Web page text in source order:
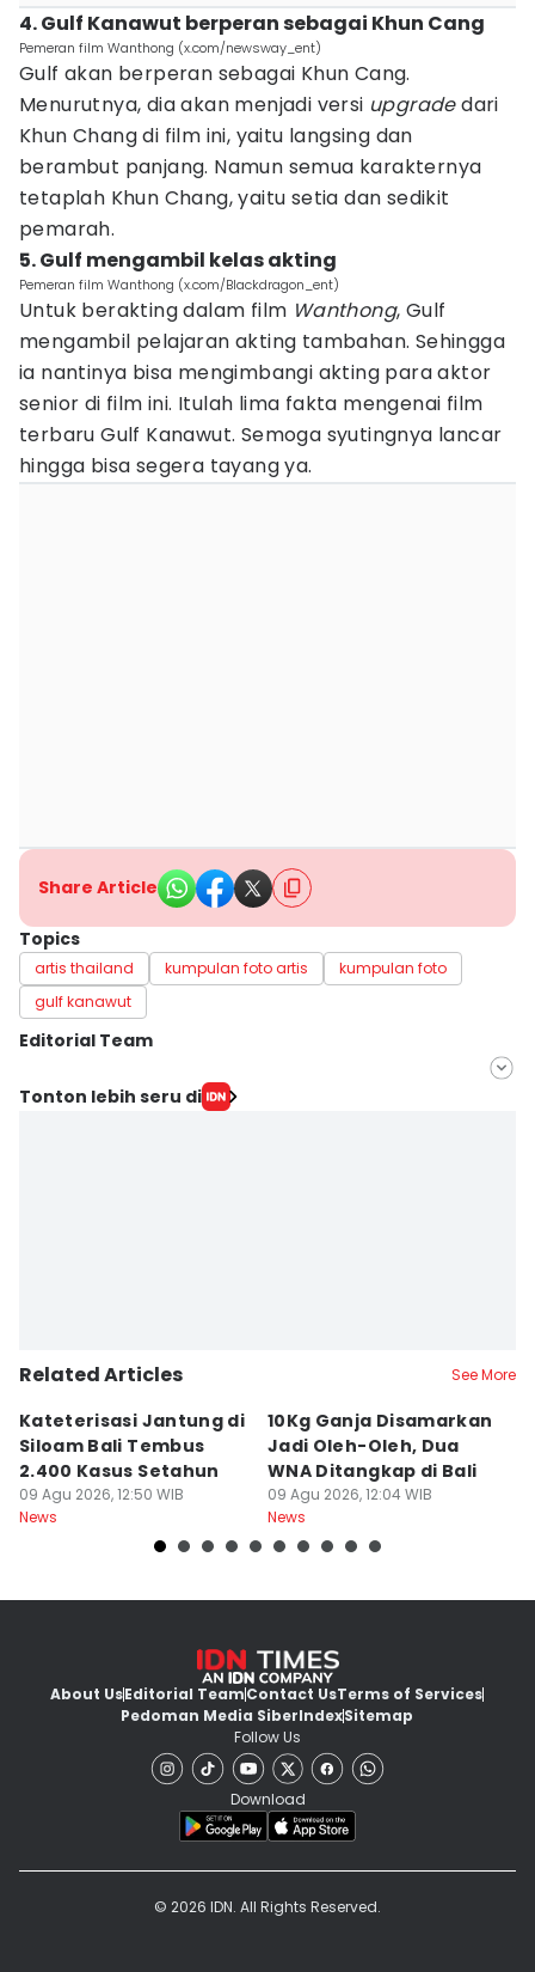
4. Gulf Kanawut berperan sebagai Khun Cang
Pemeran film Wanthong (x.com/newsway_ent)
Gulf akan berperan sebagai Khun Cang.
Menurutnya, dia akan menjadi versi upgradedari
Khun Chang di film ini, yaitu langsing dan
berambut panjang. Namun semua karakternya
tetaplah Khun Chang, yaitu setia dan sedikit
pemarah.
5. Gulf mengambil kelas akting
Pemeran film Wanthong (x.com/Blackdragon_ent)
Untuk berakting dalam film Wanthong, Gulf
mengambil pelajaran akting tambahan. Sehingga
ia nantinya bisa mengimbangi akting para aktor
senior di film ini. Itulah lima fakta mengenai film
terbaru Gulf Kanawut. Semoga syutingnya lancar
hingga bisa segera tayang ya.
Share Article
Topics
artis thailand kumpulan foto artis
kumpulan foto
gulf kanawut
Editorial Team
Editor
Tonton lebih seru di
Related Articles See More
Kateterisasi Jantung di
Siloam Bali Tembus
2.400 Kasus Setahun
09 Agu 2026, 12:50 WIB
News
10Kg Ganja Disamarkan
Jadi Oleh-Oleh, Dua
WNA Ditangkap di Bali
09 Agu 2026, 12:04 WIB
News
About UsEditorial TeamContact UsTerms of Services
Pedoman Media SiberIndexSitemap
Follow Us
Download
© 2026 IDN. All Rights Reserved.